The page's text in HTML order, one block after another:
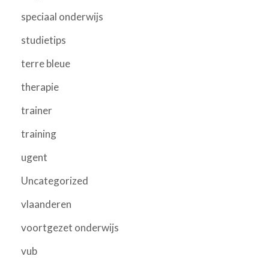
speciaal onderwijs
studietips
terre bleue
therapie
trainer
training
ugent
Uncategorized
vlaanderen
voortgezet onderwijs
vub